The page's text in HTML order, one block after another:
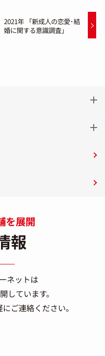
2021年 「新成人の恋愛･結
婚に関する意識調査」
を展開
報
ネットは
しています。
ご連絡ください。